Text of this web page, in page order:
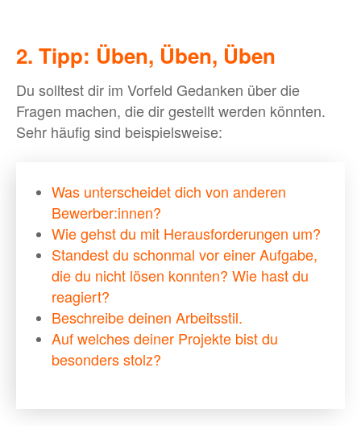
2. Tipp: Üben, Üben, Üben
Du solltest dir im Vorfeld Gedanken über die
Fragen machen, die dir gestellt werden könnten.
Sehr häufig sind beispielsweise:
Was unterscheidet dich von anderen
Bewerber:innen?
Wie gehst du mit Herausforderungen um?
Standest du schonmal vor einer Aufgabe,
die du nicht lösen konnten? Wie hast du
reagiert?
Beschreibe deinen Arbeitsstil.
Auf welches deiner Projekte bist du
besonders stolz?